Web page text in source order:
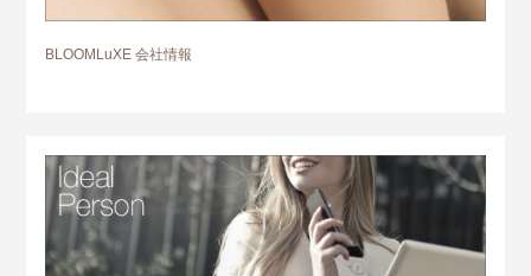
BLOOMLuXE 会社情報